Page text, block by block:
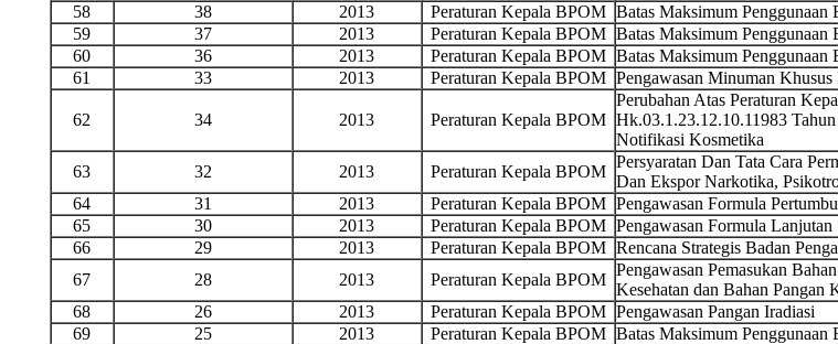
58
38 2013 Peraturan Kepala BPOM Batas Maksimum Penggunaan
59
37 2013 Peraturan Kepala BPOM Batas Maksimum Penggunaan
60
36 2013 Peraturan Kepala BPOM Batas Maksimum Penggunaan
61
33 2013 Peraturan Kepala BPOM Pengawasan Minuman
62 34 2013 Peraturan Kepala BPOM
Perubahan Atas Peraturan
Hk.03.1.23.12.10.11983
Notifikasi Kosmetika
63 32 2013 Peraturan Kepala BPOM
Persyaratan Dan Tata Cara
Dan Ekspor Narkotika,
64
31 2013 Peraturan Kepala BPOM Pengawasan Formula
65
30 2013 Peraturan Kepala BPOM Pengawasan Formula Lanjutan
66
29 2013 Peraturan Kepala BPOM Rencana Strategis Badan
67
28 2013 Peraturan Kepala BPOM
Pengawasan Pemasukan
Kesehatan dan Bahan Pangan
68
26 2013 Peraturan Kepala BPOM Pengawasan Pangan Iradiasi
69
25 2013 Peraturan Kepala BPOM Batas Maksimum Penggunaan